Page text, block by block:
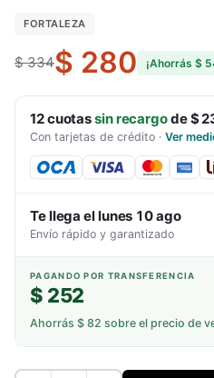
FORTALEZA
$ 334$ 280 ¡Ahorrás $
12cuotassin recargode$
Con tarjetas de crédito · Ver
Te llega ellunes 10 ago
Envío rápido y garantizado
PAGANDO POR TRANSFERENCIA
$ 252
Ahorrás $ 82 sobre el precio de